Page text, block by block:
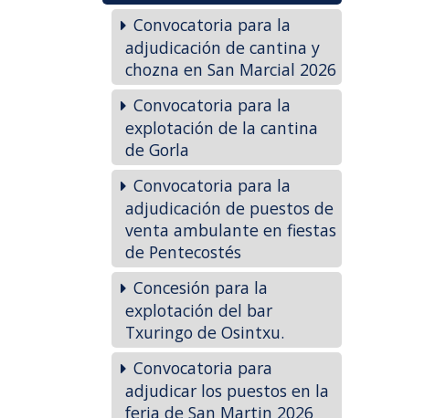
Convocatoria para la
adjudicación de cantina y
chozna en San Marcial 2026
Convocatoria para la
explotación de la cantina
de Gorla
Convocatoria para la
adjudicación de puestos de
venta ambulante en fiestas
de Pentecostés
Concesión para la
explotación del bar
Txuringo de Osintxu.
Convocatoria para
adjudicar los puestos en la
feria de San Martin 2026